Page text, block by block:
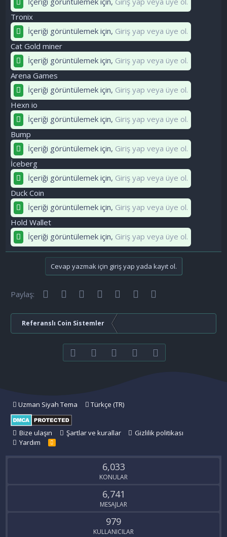
Tronix
İçeriği görüntülemek için, Giriş yap veya üye ol.
Cat Gold miner
İçeriği görüntülemek için, Giriş yap veya üye ol.
Arena Games
İçeriği görüntülemek için, Giriş yap veya üye ol.
Hexn io
İçeriği görüntülemek için, Giriş yap veya üye ol.
Bump
İçeriği görüntülemek için, Giriş yap veya üye ol.
İceberg
İçeriği görüntülemek için, Giriş yap veya üye ol.
Duck Coin
İçeriği görüntülemek için, Giriş yap veya üye ol.
Hold Wallet
İçeriği görüntülemek için, Giriş yap veya üye ol.
Cevap yazmak için giriş yap yada kayıt ol.
Paylaş: FacebookTwitterReddit Pinterest
Tumblr WhatsApp
Referanslı Coin Sistemler
FacebookTwitter youtubeBize ulaşın
Uzman Siyah Tema Türkçe (TR)
Bize ulaşın Şartlar ve kurallar
Gizlilik politikası
Yardım
R
S
6,033
KONULAR
6,741
MESAJLAR
979
KULLANICILAR